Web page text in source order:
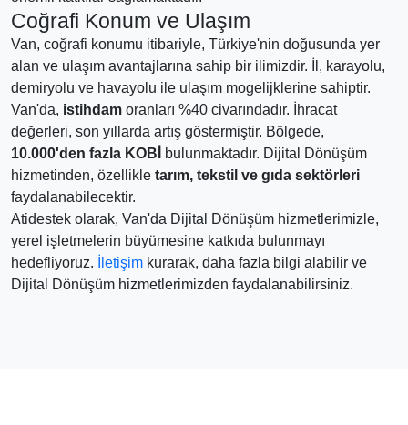
Coğrafi Konum ve Ulaşım
Van, coğrafi konumu itibariyle, Türkiye'nin doğusunda yer
alan ve ulaşım avantajlarına sahip bir ilimizdir. İl, karayolu,
demiryolu ve havayolu ile ulaşım mogelijklerine sahiptir.
Van'da, istihdam oranları %40 civarındadır. İhracat
değerleri, son yıllarda artış göstermiştir. Bölgede,
10.000'den fazla KOBİ
bulunmaktadır. Dijital Dönüşüm
hizmetinden, özellikle tarım, tekstil ve gıda sektörleri
faydalanabilecektir.
Atidestek olarak, Van'da Dijital Dönüşüm hizmetlerimizle,
yerel işletmelerin büyümesine katkıda bulunmayı
hedefliyoruz.
İletişim kurarak, daha fazla bilgi alabilir ve
Dijital Dönüşüm hizmetlerimizden faydalanabilirsiniz.